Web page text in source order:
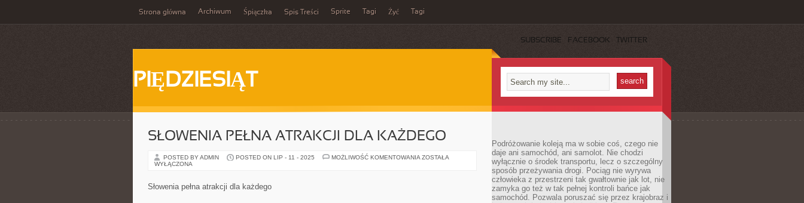
Strona główna Archiwum Śpiączka Spis Treści Sprite Tagi Żyć Tagi
SUBSCRIBE FACEBOOK TWITTER
PIĘDZIESIĄT
SŁOWENIA PEŁNA ATRAKCJI DLA KAŻDEGO
POSTED BY ADMIN POSTED ON LIP - 11 - 2025 MOŻLIWOŚĆ KOMENTOWANIA SŁOWENIA
ZOSTAŁA
WYŁĄCZONA
Słowenia pełna atrakcji dla każdego
Podróżowanie koleją ma w sobie coś, czego nie
daje ani samochód, ani samolot. Nie chodzi
wyłącznie o środek transportu, lecz o szczególny
sposób przeżywania drogi. Pociąg nie wyrywa
człowieka z przestrzeni tak gwałtownie jak lot, nie
zamyka go też w tak pełnej kontroli bańce jak
samochód. Pozwala poruszać się przez krajobraz i